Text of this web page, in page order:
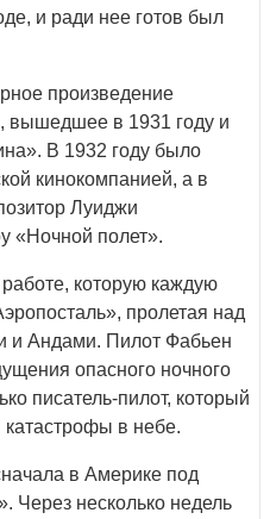
и ради нее готов был
произведение
вышедшее в 1931 году и
В 1932 году было
кинокомпанией, а в
Луиджи
«Ночной полет».
которую каждую
пролетая над
и Андами. Пилот Фабьен
опасного ночного
писатель-пилот, который
катастрофы в небе.
в Америке под
Через несколько недель